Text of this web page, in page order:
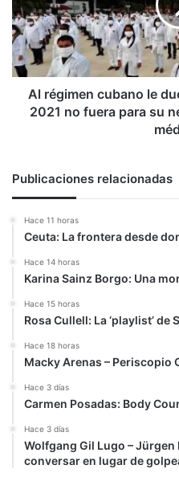
duele
que
el
Nobel
de
para
explotación
de
médicos
Al régimen cubano le
2021 no fuera para su
Publicaciones relacionadas
Hace 11 horas
Ceuta: La frontera desde
Hace 14 horas
Karina Sainz Borgo: Una
Hace 15 horas
Rosa Cullell: La ‘playlist’ de
Hace 18 horas
Macky Arenas – Periscopio
Hace 3 días
Carmen Posadas: Body
Hace 3 días
Wolfgang Gil Lugo –
conversar en lugar de